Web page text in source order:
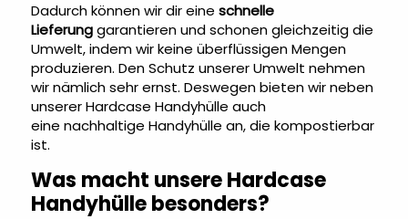
Dadurch können wir dir eine schnelle
Lieferunggarantieren und schonen gleichzeitig die
Umwelt, indem wir keine überflüssigen Mengen
produzieren. Den Schutz unserer Umwelt nehmen
wir nämlich sehr ernst. Deswegen bieten wir neben
unserer Hardcase Handyhülle auch
eine nachhaltige Handyhülle an, die kompostierbar
ist.
Was macht unsere Hardcase
Handyhülle besonders?